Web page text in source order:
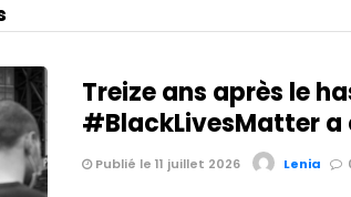
Treize ans après le
#BlackLivesMatter a
Publié le 11 juillet 2026 Lenia